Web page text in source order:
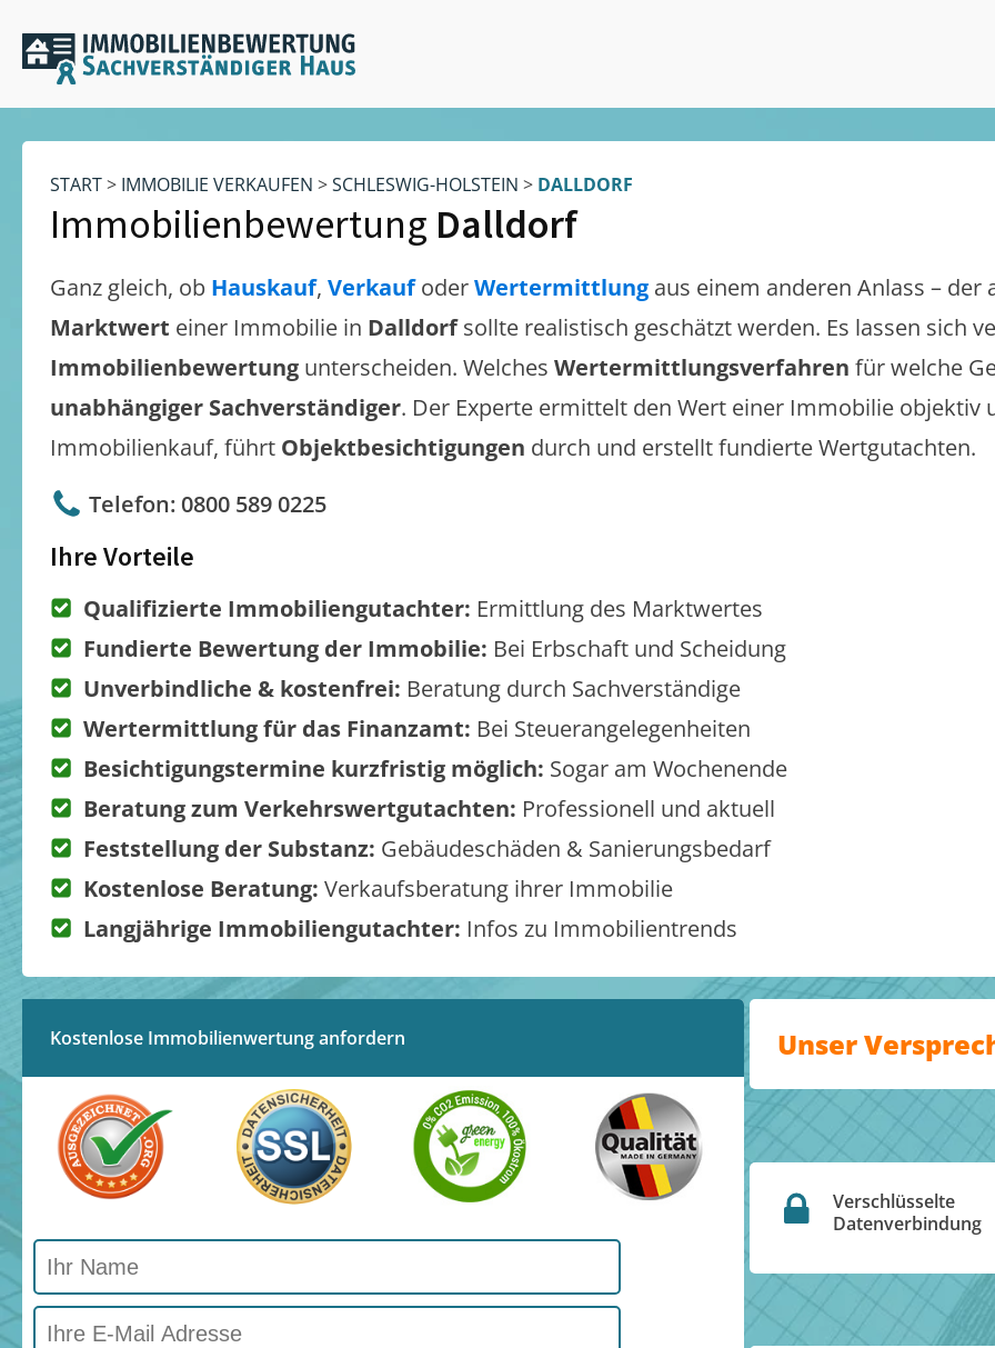
START> IMMOBILIE VERKAUFEN >SCHLESWIG-HOLSTEIN > DALLDORF
Immobilienbewertung Dalldorf
Ganz gleich, ob Hauskauf, VerkaufoderWertermittlung aus einem anderen Anlass – der
Marktwert einer Immobilie in Dalldorf sollte realistisch geschätzt werden. Es lassen sich
Immobilienbewertung unterscheiden. Welches Wertermittlungsverfahren für welche
unabhängiger Sachverständiger. Der Experte ermittelt den Wert einer Immobilie objektiv
Immobilienkauf, führt Objektbesichtigungen durch und erstellt fundierte Wertgutachten.
Telefon: 0800 589 0225
Ihre Vorteile
Qualifizierte Immobiliengutachter: Ermittlung des Marktwertes
Fundierte Bewertung der Immobilie: Bei Erbschaft und Scheidung
Unverbindliche & kostenfrei: Beratung durch Sachverständige
Wertermittlung für das Finanzamt: Bei Steuerangelegenheiten
Besichtigungstermine kurzfristig möglich: Sogar am Wochenende
Beratung zum Verkehrswertgutachten: Professionell und aktuell
Feststellung der Substanz: Gebäudeschäden & Sanierungsbedarf
Kostenlose Beratung: Verkaufsberatung ihrer Immobilie
Langjährige Immobiliengutachter: Infos zu Immobilientrends
Kostenlose Immobilienwertung anfordern Unser
Verschlüsselte
Datenverbindung